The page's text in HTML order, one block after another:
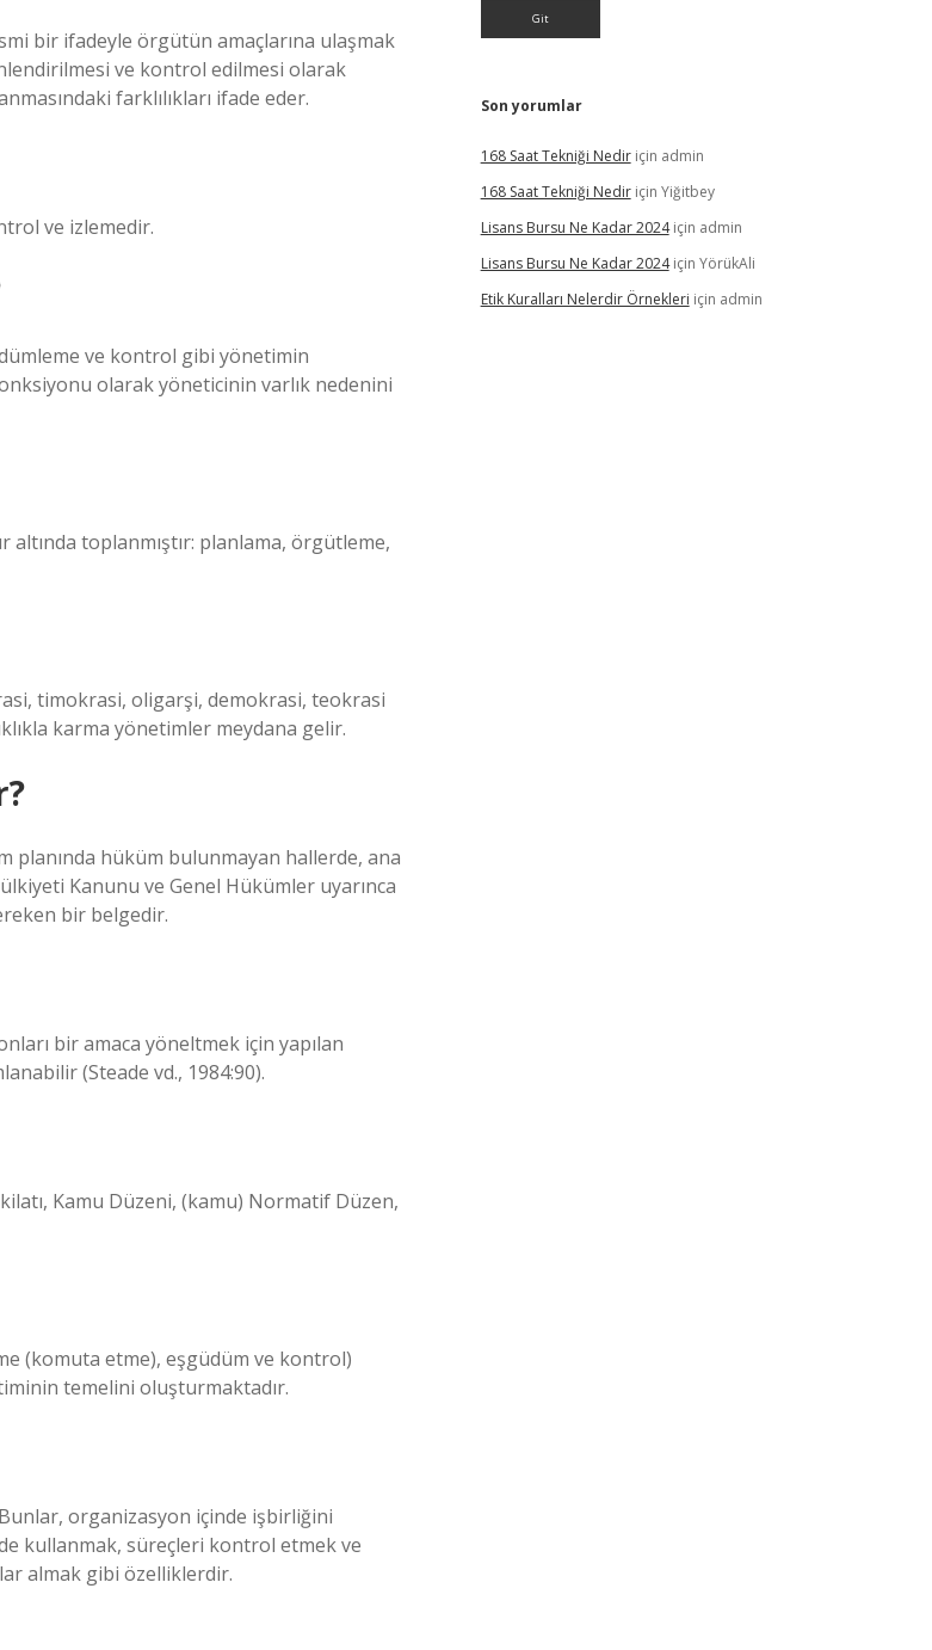
bir ifadeyle örgütün amaçlarına ulaşmak
ve kontrol edilmesi olarak
farklılıkları ifade eder.
ve izlemedir.
ve kontrol gibi yönetimin
olarak yöneticinin varlık nedenini
toplanmıştır: planlama, örgütleme,
timokrasi, oligarşi, demokrasi, teokrasi
karma yönetimler meydana gelir.
planında hüküm bulunmayan hallerde, ana
Kanunu ve Genel Hükümler uyarınca
bir belgedir.
bir amaca yöneltmek için yapılan
(Steade vd., 1984:90).
Kamu Düzeni, (kamu) Normatif Düzen,
(komuta etme), eşgüdüm ve kontrol)
temelini oluşturmaktadır.
organizasyon içinde işbirliğini
kullanmak, süreçleri kontrol etmek ve
almak gibi özelliklerdir.
Son yorumlar
168 Saat Tekniği Nediriçin admin
168 Saat Tekniği Nediriçin Yiğitbey
Lisans Bursu Ne Kadar 2024için admin
Lisans Bursu Ne Kadar 2024için YörükAli
Etik Kuralları Nelerdir Örnekleri için admin